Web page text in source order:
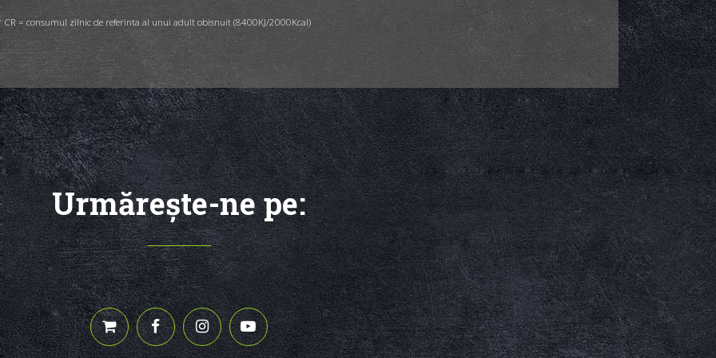
CR = consumul zilnic de referinta al unui adult obisnuit (8400KJ/2000Kcal)
Urmăreşte-ne pe: